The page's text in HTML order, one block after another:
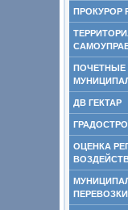
ПРОКУРОР
ПОЧЕТНЫЕ
ДВ ГЕКТАР
ОЦЕНКА
ПЕРЕВОЗКИ